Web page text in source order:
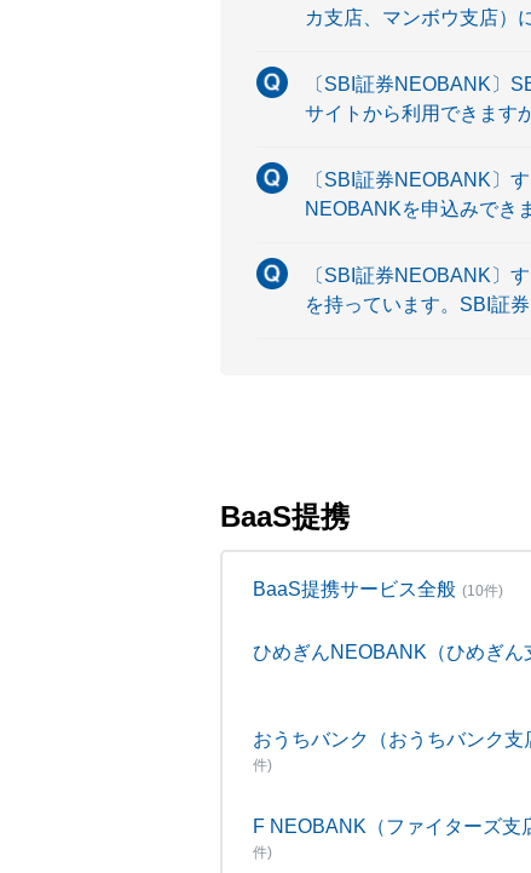
カ支店、マンボウ支店）
〔SBI証券NEOBANK〕
サイトから利用できます
〔SBI証券NEOBANK〕
NEOBANKを申込みでき
〔SBI証券NEOBANK〕
を持っています。SBI証
BaaS提携
BaaS提携サービス全般 (10件)
ひめぎんNEOBANK（ひめぎん
おうちバンク（おうちバンク支
件)
F NEOBANK（ファイターズ支
件)